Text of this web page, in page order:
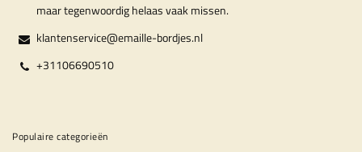
maar tegenwoordig helaas vaak missen.
klantenservice@emaille-bordjes.nl
+31106690510
Populaire categorieën